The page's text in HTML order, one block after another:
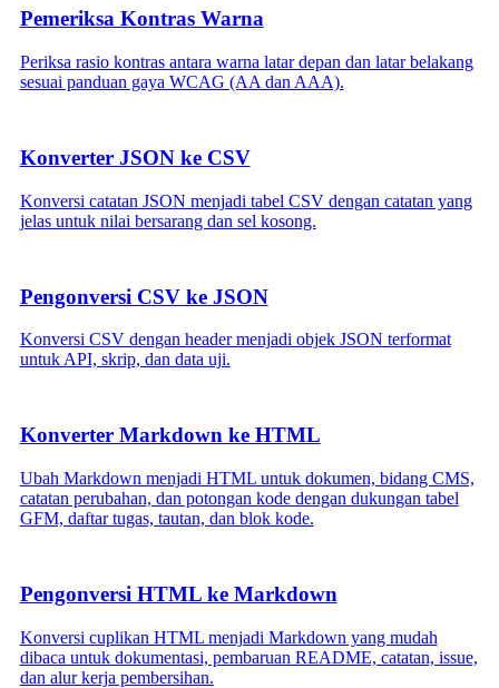
Pemeriksa Kontras Warna
Periksa rasio kontras antara warna latar depan dan latar belakang
sesuai panduan gaya WCAG (AA dan AAA).
Konverter JSON ke CSV
Konversi catatan JSON menjadi tabel CSV dengan catatan yang
jelas untuk nilai bersarang dan sel kosong.
Pengonversi CSV ke JSON
Konversi CSV dengan header menjadi objek JSON terformat
untuk API, skrip, dan data uji.
Konverter Markdown ke HTML
Ubah Markdown menjadi HTML untuk dokumen, bidang CMS,
catatan perubahan, dan potongan kode dengan dukungan tabel
GFM, daftar tugas, tautan, dan blok kode.
Pengonversi HTML ke Markdown
Konversi cuplikan HTML menjadi Markdown yang mudah
dibaca untuk dokumentasi, pembaruan README, catatan, issue,
dan alur kerja pembersihan.